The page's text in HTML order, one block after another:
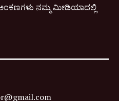
ನಮ್ಮ ಮೀಡಿಯಾದಲ್ಲಿ